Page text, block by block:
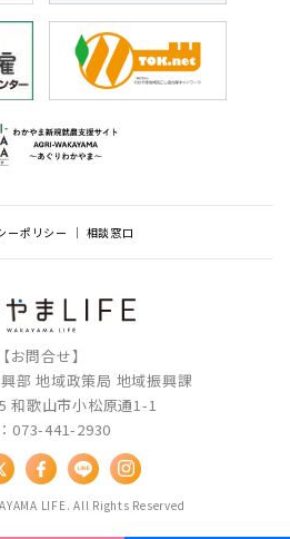
ーポリシー 相談窓口
【お問合せ】
部 地域政策局 地域振興課
和歌山市小松原通1-1
073-441-2930
LIFE. All Rights Reserved